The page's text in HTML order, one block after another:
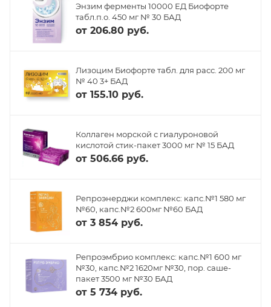
Энзим ферменты 10000 ЕД Биофорте
табл.п.о. 450 мг № 30 БАД
от 206.80 руб.
Лизоцим Биофорте табл. для расс. 200 мг
№ 40 3+ БАД
от 155.10 руб.
Коллаген морской с гиалуроновой
кислотой стик-пакет 3000 мг № 15 БАД
от 506.66 руб.
Репроэнерджи комплекс: капс.№1 580 мг
№60, капс.№2 600мг №60 БАД
от 3 854 руб.
Репроэмбрио комплекс: капс.№1 600 мг
№30, капс.№2 1620мг №30, пор. саше-
пакет 3500 мг №30 БАД
от 5 734 руб.